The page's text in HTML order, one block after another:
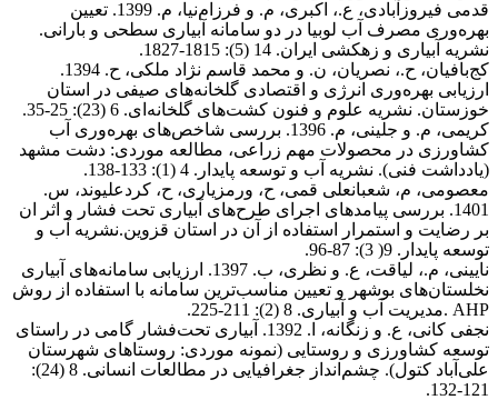
قدمی فیروزآبادی، ع.، اکبری، م. و فرزام‌نیا، م. 1399. تعیین
بهره‌وری مصرف آب لوبیا در دو سامانه آبیاری سطحی و بارانی.
نشریه آبیاری و زهکشی ایران. 14 (5): 1815-1827
.
کج‌بافیان، ح.، نصریان، ن. و محمد قاسم نژاد ملکی، ح. 1394.
ارزیابی بهره‌‍‌وری انرژی و اقتصادی گلخانه‌های صیفی در استان
خوزستان. نشریه علوم و فنون کشت‌های گلخانه‌ای. 6 (23): 25-35
.
کریمی، م. و جلینی، م. 1396. بررسی شاخص‌های بهره‌وری آب
کشاورزی در محصولات مهم زراعی، مطالعه موردی: دشت مشهد
(یادداشت فنی). نشریه آب و توسعه پایدار. 4 (1): 133-138
.
معصومی، م، شعبانعلی قمی، ح، ورمزیاری، ح، کردعلیوند، س.
1401. بررسی پیامدهای اجرای طرح
های آبیاری تحت فشار و اثر ان
بر رضایت و استمرار استفاده از آن در استان قزوین.نشریه آب و
توسعه پایدار. 9( 3): 87-96.
نایینی، م.، لیاقت، ع. و نظری، ب. 1397. ارزیابی سامانه‌های آبیاری
نخلستان‌های بوشهر و تعیین مناسب‌ترین سامانه با استفاده از روش
AHP
.مدیریت آب و آبیاری. 8 (2): 211-225
.
نجفی کانی، ع. و زنگانه، ا. 1392. آبیاری تحت‌فشار گامی در راستای
توسعه کشاورزی و روستایی (نمونه موردی: روستاهای شهرستان
علی‌آباد کتول). چشم‌انداز جغرافیایی در مطالعات انسانی. 8 (24):
121-132
.